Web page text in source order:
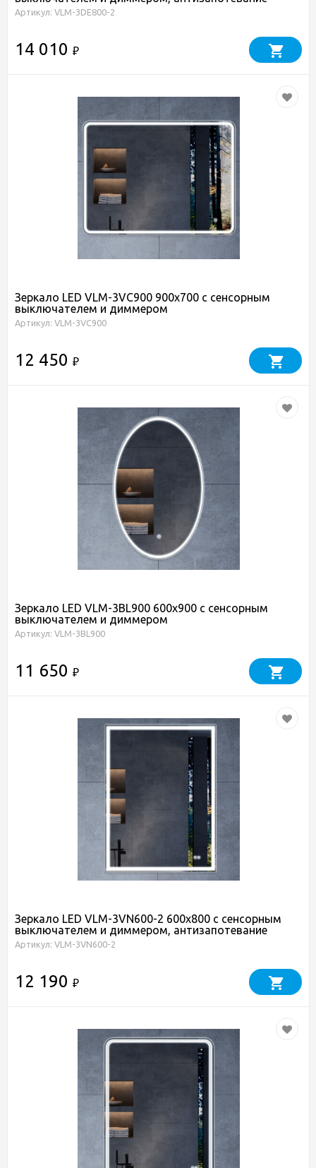
Артикул: VLM-3DE800-2
14 010 ₽
Зеркало LED VLM-3VC900 900х700 c сенсорным
выключателем и диммером
Артикул: VLM-3VC900
12 450 ₽
Зеркало LED VLM-3BL900 600х900 c сенсорным
выключателем и диммером
Артикул: VLM-3BL900
11 650 ₽
Зеркало LED VLM-3VN600-2 600х800 c сенсорным
выключателем и диммером, антизапотевание
Артикул: VLM-3VN600-2
12 190 ₽